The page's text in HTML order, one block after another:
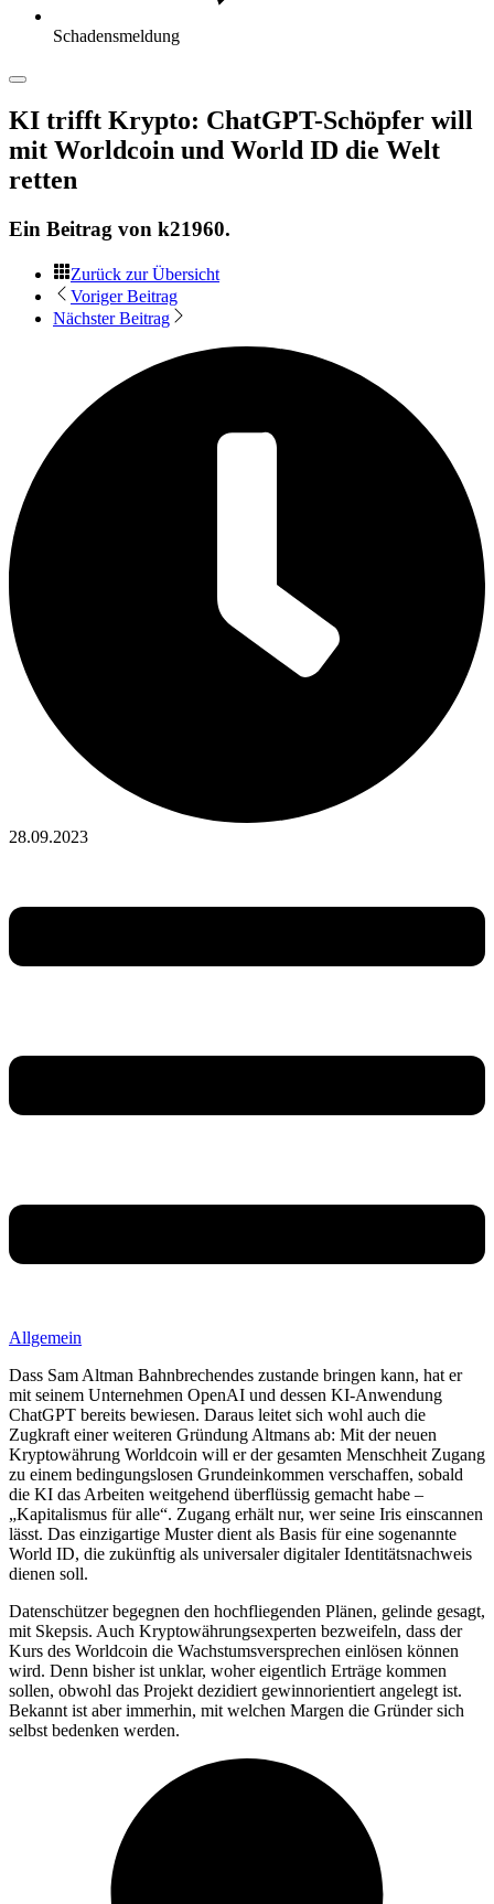
Schadensmeldung
KI trifft Krypto: ChatGPT-Schöpfer will
mit Worldcoin und World ID die Welt
retten
Ein Beitrag von k21960.
Zurück zur Übersicht
Voriger Beitrag
Nächster Beitrag
28.09.2023
Allgemein
Dass Sam Altman Bahnbrechendes zustande bringen kann, hat er
mit seinem Unternehmen OpenAI und dessen KI-Anwendung
ChatGPT bereits bewiesen. Daraus leitet sich wohl auch die
Zugkraft einer weiteren Gründung Altmans ab: Mit der neuen
Kryptowährung Worldcoin will er der gesamten Menschheit Zugang
zu einem bedingungslosen Grundeinkommen verschaffen, sobald
die KI das Arbeiten weitgehend überflüssig gemacht habe –
„Kapitalismus für alle“. Zugang erhält nur, wer seine Iris einscannen
lässt. Das einzigartige Muster dient als Basis für eine sogenannte
World ID, die zukünftig als universaler digitaler Identitätsnachweis
dienen soll.
Datenschützer begegnen den hochfliegenden Plänen, gelinde gesagt,
mit Skepsis. Auch Kryptowährungsexperten bezweifeln, dass der
Kurs des Worldcoin die Wachstumsversprechen einlösen können
wird. Denn bisher ist unklar, woher eigentlich Erträge kommen
sollen, obwohl das Projekt dezidiert gewinnorientiert angelegt ist.
Bekannt ist aber immerhin, mit welchen Margen die Gründer sich
selbst bedenken werden.